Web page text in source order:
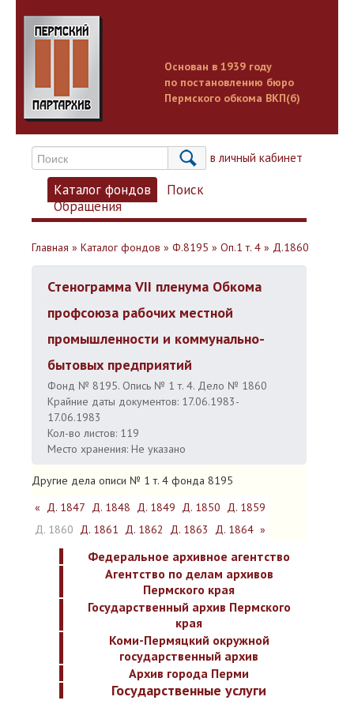
Основан в 1939 году
по постановлению бюро
Пермского обкома ВКП(б)
Вход в личный кабинет
Каталог фондов
Поиск
Обращения
Главная » Каталог фондов » Ф.8195 » Оп.1 т. 4 » Д.1860
Стенограмма VII пленума Обкома
профсоюза рабочих местной
промышленности и коммунально-
бытовых предприятий
Фонд № 8195. Опись № 1 т. 4. Дело № 1860
Крайние даты документов: 17.06.1983-
17.06.1983
Кол-во листов: 119
Место хранения: Не указано
Другие дела описи № 1 т. 4 фонда 8195
« Д. 1847 Д. 1848 Д. 1849 Д. 1850 Д. 1859
Д. 1860 Д. 1861 Д. 1862 Д. 1863 Д. 1864 »
Федеральное архивное агентство
Агентство по делам архивов
Пермского края
Государственный архив Пермского
края
Коми-Пермяцкий окружной
государственный архив
Архив города Перми
Государственные услуги